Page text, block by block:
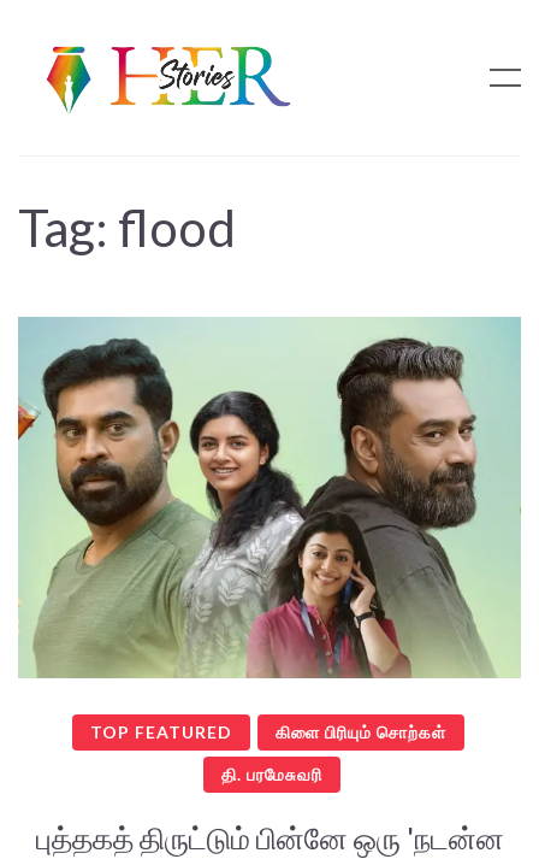
Tag: flood
TOP FEATURED கிளை பிரியும் சொற்கள்
தி. பரமேசுவரி
புத்தகத் திருட்டும் பின்னே ஒரு 'நடன்ன